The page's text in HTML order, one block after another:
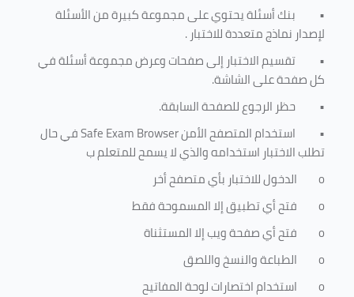
• بنك أسئلة يحتوي على مجموعة كبيرة من الأسئلة
لإصدار نماذج متعددة للاختبار.
• تقسيم الاختبار إلى صفحات وعرض مجموعة أسئلة في
كل صفحة على الشاشة.
• حظر الرجوع للصفحة السابقة.
• استخدام المتصفح الأمنSafe Exam Browserفي حال
تطلب الاختبار استخدامه والذي لا يسمح للمتعلم ب
o
الدخول للاختبار بأي متصفح أخر
o
فتح أي تطبيق إلا المسموحة فقط
o
فتح أي صفحة ويب إلا المستثناة
o
الطباعة والنسخ واللصق
o
استخدام اختصارات لوحة المفاتيح